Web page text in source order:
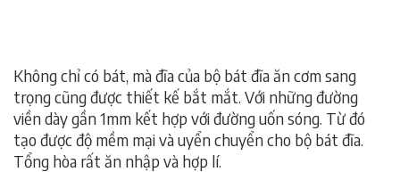
Không chỉ có bát, mà đĩa của bộ bát đĩa ăn cơm sang
trọng cũng được thiết kế bắt mắt. Với những đường
viền dày gần 1mm kết hợp với đường uốn sóng. Từ đó
tạo được độ mềm mại và uyển chuyển cho bộ bát đĩa.
Tổng hòa rất ăn nhập và hợp lí.